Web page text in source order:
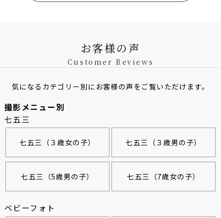
お客様の声
Customer Reviews
気になるカテゴリー別にお客様の声をご覧いただけます。
撮影メニュー別
七五三
七五三（３歳女の子） 七五三（３歳男の子）
七五三（5歳男の子） 七五三（7歳女の子）
ベビーフォト